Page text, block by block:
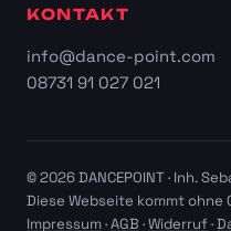
KONTAKT
info@dance-point.com
08731 91 027 021
© 2026 DANCEPOINT · Inh.
Diese Webseite kommt ohne
Impressum·AGB ·Widerruf·